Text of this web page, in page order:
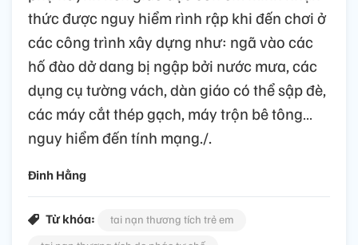
thức được nguy hiểm rình rập khi đến chơi ở
các công trình xây dựng như: ngã vào các
hố đào dở dang bị ngập bởi nước mưa, các
dụng cụ tường vách, dàn giáo có thể sập đè,
các máy cắt thép gạch, máy trộn bê tông…
nguy hiểm đến tính mạng./.
Đinh Hằng
Từ khóa:
tai nạn thương tích trẻ em